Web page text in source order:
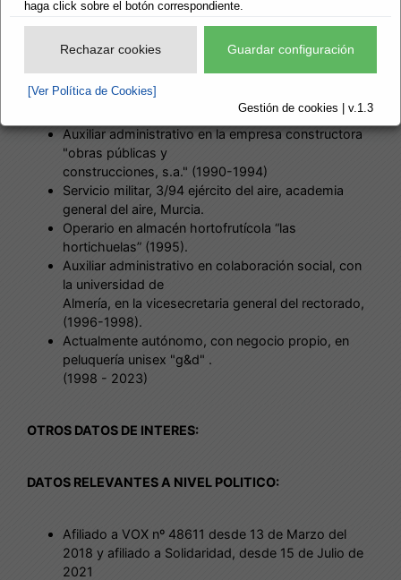
haga click sobre el botón correspondiente.
Rechazar cookies Guardar configuración
[Ver Política de Cookies]
Gestión de cookies | v.1.3
Colegio La Salle (Almería) Hasta 2º De B.U.P.
(1973-1991)
Estudios Oficial De Peluquería Fp1 (1995-1997)
Auxiliar administrativo en la empresa constructora
"obras públicas y
construcciones, s.a." (1990-1994)
Servicio militar, 3/94 ejército del aire, academia
general del aire, Murcia.
Operario en almacén hortofrutícola “las
hortichuelas” (1995).
Auxiliar administrativo en colaboración social, con
la universidad de
Almería, en la vicesecretaria general del rectorado,
(1996-1998).
Actualmente autónomo, con negocio propio, en
peluquería unisex "g&d" .
(1998 - 2023)
OTROS DATOS DE INTERES:
DATOS RELEVANTES A NIVEL POLITICO:
Afiliado a VOX nº 48611 desde 13 de Marzo del
2018 y afiliado a Solidaridad, desde 15 de Julio de
2021